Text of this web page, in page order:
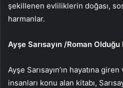
şekillenen evliliklerin doğası,
harmanlar.
Ayşe Sarısayın /Roman Olduğu
Ayşe Sarısayın’ın hayatına
insanları konu alan kitabı,